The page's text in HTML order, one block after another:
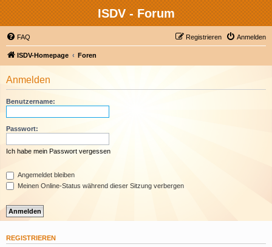
ISDV - Forum
FAQ Anmelden
Registrieren
ISDV-Homepage Foren
Anmelden
Benutzername:
Passwort:
Ich habe mein Passwort vergessen
Angemeldet bleiben
Meinen Online-Status während dieser Sitzung verbergen
REGISTRIEREN